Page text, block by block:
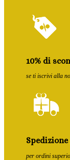
10% di
se ti iscrivi alla
per ordini